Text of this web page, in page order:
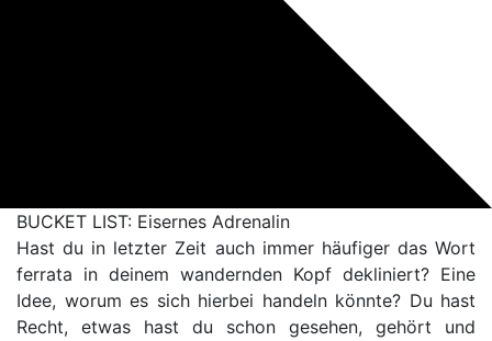
BUCKET LIST: Eisernes Adrenalin
Hast du in letzter Zeit auch immer häufiger das Wort
ferrata in deinem wandernden Kopf dekliniert? Eine
Idee, worum es sich hierbei handeln könnte? Du hast
Recht, etwas hast du schon gesehen, gehört und